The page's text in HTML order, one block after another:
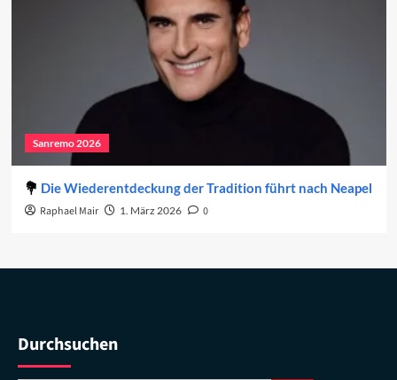
Sanremo 2026
Die Wiederentdeckung der Tradition führt nach Neapel
Raphael Mair 1. März 2026 0
Durchsuchen